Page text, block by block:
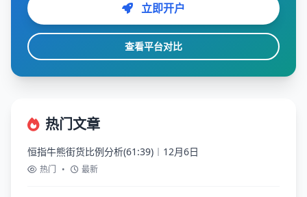
立即开户
查看平台对比
热门文章
恒指牛熊街货比例分析(61:39)︱12月6日
热门 • 最新